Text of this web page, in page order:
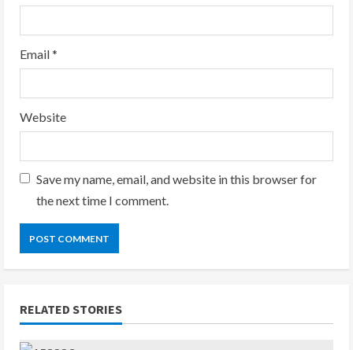
Email*
Website
Save my name, email, and website in this browser for
the next time I comment.
RELATED STORIES